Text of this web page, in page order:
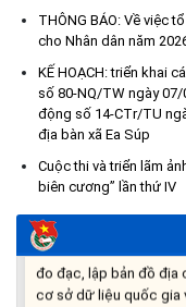
THÔNG BÁO: Về việc
cho Nhân dân năm
KẾ HOẠCH: triển khai
số 80-NQ/TW ngày
động số 14-CTr/TU
địa bàn xã Ea Súp
Cuộc thi và triển lãm
biên cương” lần thứ IV
xác định được thông
Ea Súp để giám định
(06/08/2026)
Thông báo nghiêm
cấp đất sản xuất cho
xuất trên địa bàn xã.
(06/08/2026)
THÔNG BÁO: Cảnh
đo đạc, lập bản đồ địa
cơ sở dữ liệu quốc gia